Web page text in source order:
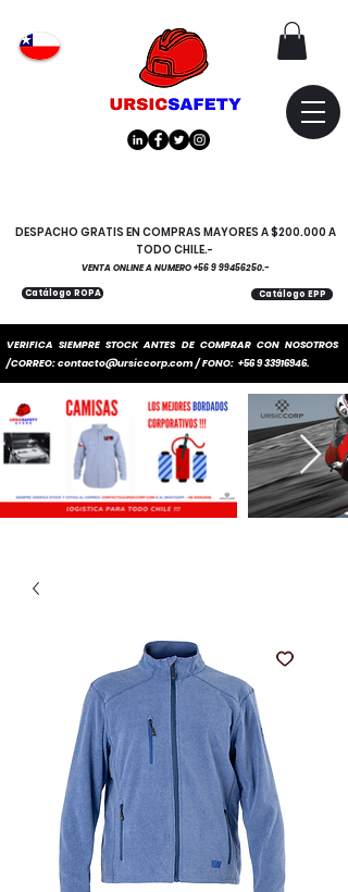
VERIFICA SIEMPRE STOCK ANTES DE COMPRAR CON NOSOTROS
/CORREO:contacto@ursiccorp.com/ FONO: +56 9 33916946.
Catálogo EPP
Catálogo ROPA
DESPACHO GRATIS EN COMPRAS MAYORES A $200.000 A
TODO CHILE.-
VENTA ONLINE A NUMERO+56 9 99456250.-